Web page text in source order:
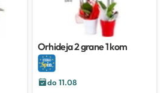
Orhideja 2 grane1 kom
do 11.08